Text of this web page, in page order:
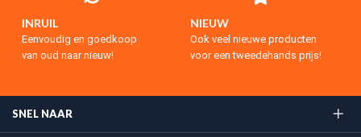
INRUIL
Eenvoudig en goedkoop
van oud naar nieuw!
NIEUW
Ook veel nieuwe producten
voor een tweedehands prijs!
SNEL NAAR